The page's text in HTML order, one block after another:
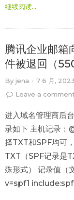
继续阅读...
腾讯企业邮
件被退回（
By jena · 7 6 月, 2023
Leave a
进入域名管理商后
录如下 主机记录：
择TXT和SPF均可
TXT（SPF记录是
殊形式） 记录值（
v=spf1